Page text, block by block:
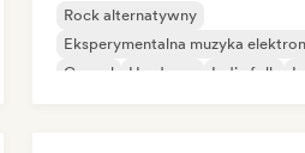
Rock alternatywny
Eksperymentalna muzyka
Gospel
Hardcore Indie folk